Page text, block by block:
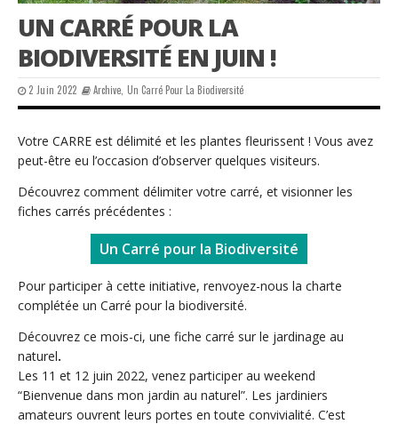
UN CARRÉ POUR LA
BIODIVERSITÉ EN JUIN !
2 Juin 2022 Archive, Un Carré Pour La Biodiversité
Votre CARRE est délimité et les plantes fleurissent ! Vous avez
peut-être eu l’occasion d’observer quelques visiteurs.
Découvrez comment délimiter votre carré, et visionner les
fiches carrés précédentes :
Un Carré pour la Biodiversité
Pour participer à cette initiative, renvoyez-nous la charte
complétée un Carré pour la biodiversité.
Découvrez ce mois-ci, une fiche carré sur le jardinage au
naturel.
Les 11 et 12 juin 2022, venez participer au weekend
“Bienvenue dans mon jardin au naturel”. Les jardiniers
amateurs ouvrent leurs portes en toute convivialité. C’est